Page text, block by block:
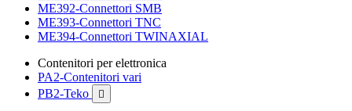
ME392-Connettori SMB
ME393-Connettori TNC
ME394-Connettori TWINAXIAL
Contenitori per elettronica
PA2-Contenitori vari
PB2-Teko
